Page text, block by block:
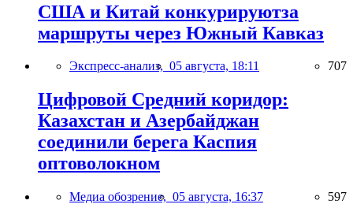
США и Китай конкурируютза
маршруты через Южный Кавказ
Экспресс-анализ, 05 августа, 18:11 707
Цифровой Средний коридор:
Казахстан и Азербайджан
соединили берега Каспия
оптоволокном
Медиа обозрение, 05 августа, 16:37 597